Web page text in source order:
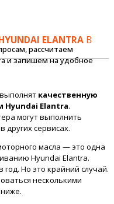
рассчитаем
и запишем на удобное
ELANTRA В
качественную
Hyundai Elantra.
могут выполнить
других сервисах.
масла — это одна
Hyundai Elantra.
Но это крайний случай.
несколькими